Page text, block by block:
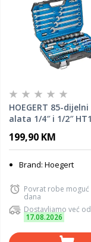
HOEGERT 85-
alata 1/4″ i 1/2″
199,90 KM
Brand: Hoegert
Povrat robe moguć
dana
Dostavljamo već od
17.08.2026